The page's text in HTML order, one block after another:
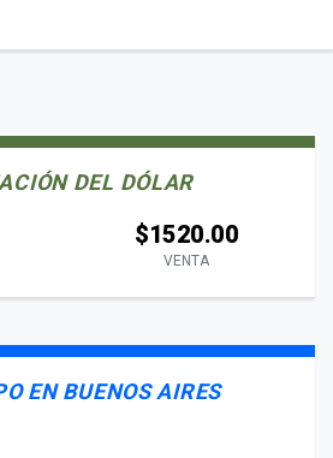
DEL DÓLAR
$1520.00
VENTA
EN BUENOS AIRES